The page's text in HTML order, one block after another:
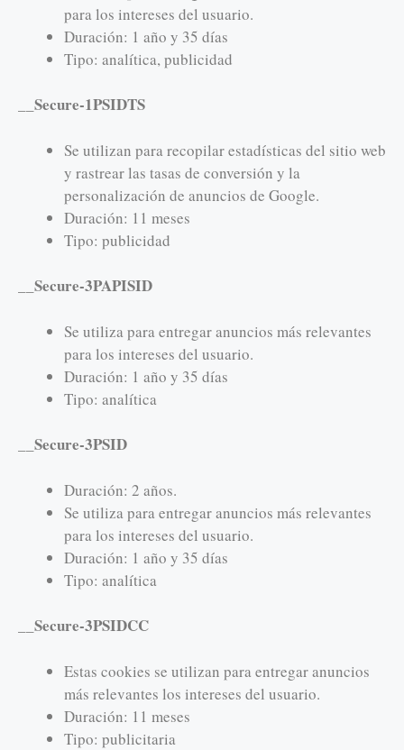
para los intereses del usuario.
Duración: 1 año y 35 días
Tipo: analítica, publicidad
__Secure-1PSIDTS
Se utilizan para recopilar estadísticas del sitio web
y rastrear las tasas de conversión y la
personalización de anuncios de Google.
Duración: 11 meses
Tipo: publicidad
__Secure-3PAPISID
Se utiliza para entregar anuncios más relevantes
para los intereses del usuario.
Duración: 1 año y 35 días
Tipo: analítica
__Secure-3PSID
Duración: 2 años.
Se utiliza para entregar anuncios más relevantes
para los intereses del usuario.
Duración: 1 año y 35 días
Tipo: analítica
__Secure-3PSIDCC
Estas cookies se utilizan para entregar anuncios
más relevantes los intereses del usuario.
Duración: 11 meses
Tipo: publicitaria